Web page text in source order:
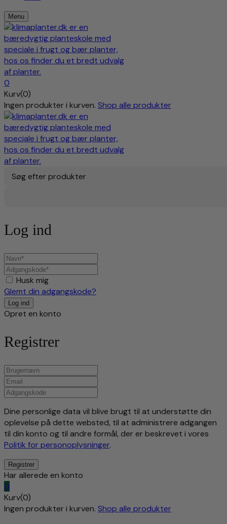
Menu
0
Kurv(0)
Ingen produkter i kurven. Shop alle produkter
Søg efter produkter
Log ind
Husk mig
Glemt din adgangskode?
Opret en konto
Registrer
Dine personlige data vil blive brugt til at understøtte din
oplevelse på dette websted, til at administrere adgangen
til din konto og til andre formål, der er beskrevet i vores
Politik for personoplysninger.
Har allerede en konto
0
Kurv(0)
Ingen produkter i kurven. Shop alle produkter